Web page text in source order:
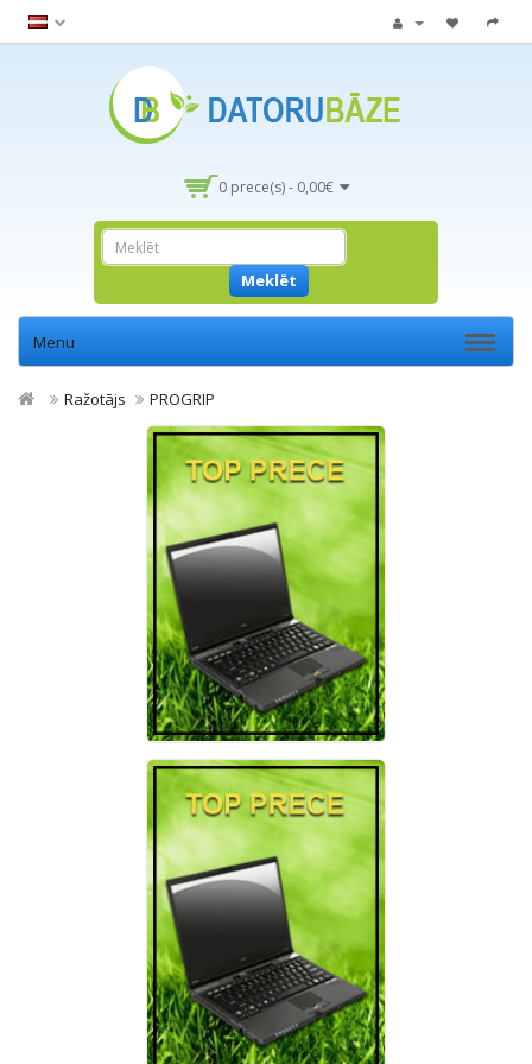
0 prece(s) - 0,00€
Meklēt
Menu
Ražotājs PROGRIP